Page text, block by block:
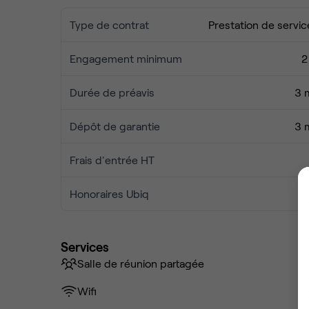
Type de contrat Prestation de
Engagement minimum
Durée de préavis 3
Dépôt de garantie 3
Frais d'entrée HT
Honoraires Ubiq
Services
Salle de réunion partagée
Wifi